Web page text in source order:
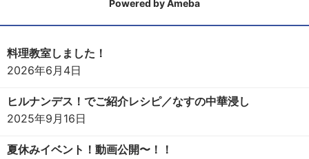
Powered by Ameba
料理教室しました！
2026年6月4日
ヒルナンデス！でご紹介レシピ／なすの中華浸し
2025年9月16日
夏休みイベント！動画公開〜！！